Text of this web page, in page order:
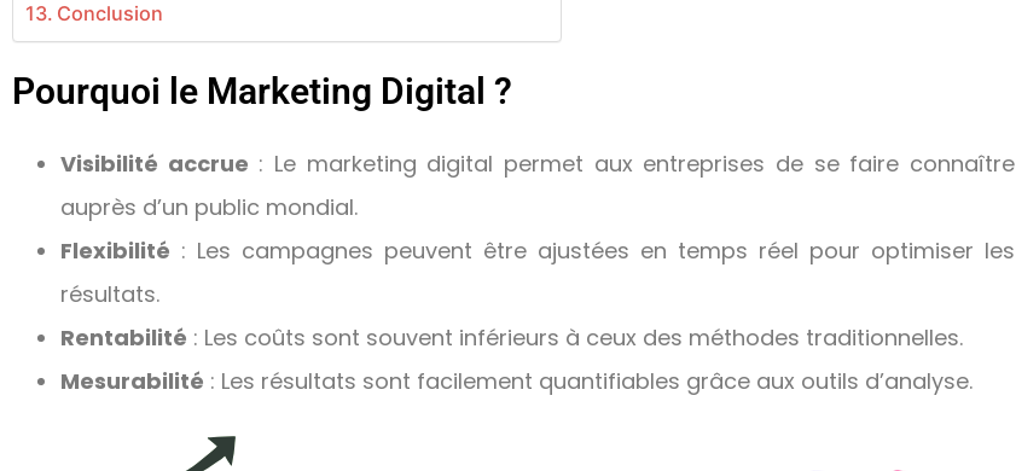
Conclusion
Pourquoi le Marketing Digital ?
Visibilité accrue : Le marketing digital permet aux entreprises de se faire connaître
auprès d’un public mondial.
Flexibilité : Les campagnes peuvent être ajustées en temps réel pour optimiser les
résultats.
Rentabilité : Les coûts sont souvent inférieurs à ceux des méthodes traditionnelles.
Mesurabilité : Les résultats sont facilement quantifiables grâce aux outils d’analyse.